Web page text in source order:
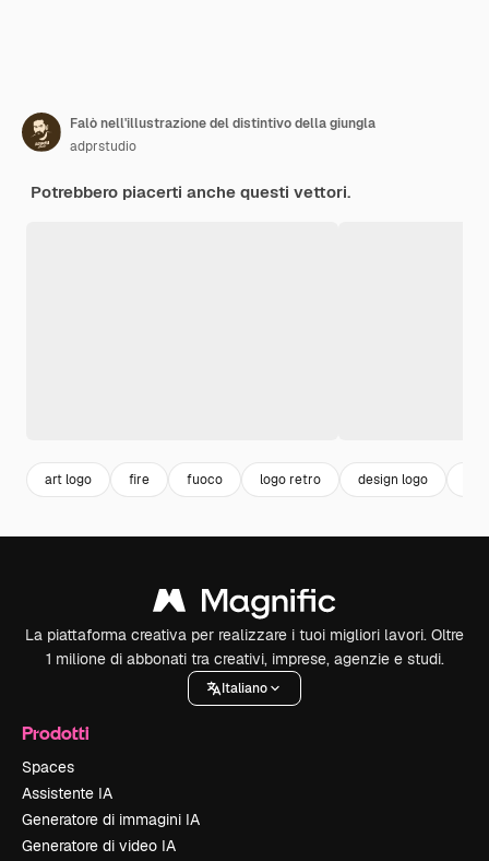
Falò nell'illustrazione del distintivo della giungla
adprstudio
Potrebbero piacerti anche questi vettori.
art logo fire fuoco logo retro design logo
La piattaforma creativa per realizzare i tuoi migliori lavori. Oltre
1 milione di abbonati tra creativi, imprese, agenzie e studi.
Italiano
Prodotti
Spaces
Assistente IA
Generatore di immagini IA
Generatore di video IA